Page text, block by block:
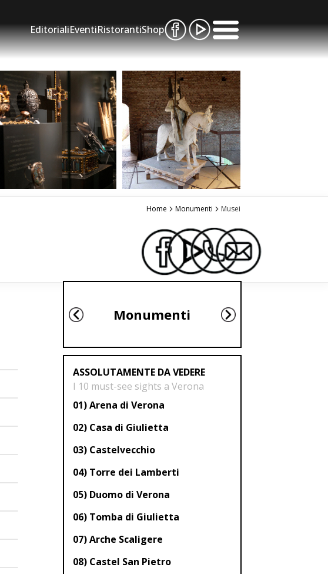
EditorialiEventiRistorantiShop
Home Monumenti Musei
Monumenti
ASSOLUTAMENTE DA VEDERE
I 10 must-see sights a Verona
01) Arena di Verona
02) Casa di Giulietta
03) Castelvecchio
04) Torre dei Lamberti
05) Duomo di Verona
06) Tomba di Giulietta
07) Arche Scaligere
08) Castel San Pietro